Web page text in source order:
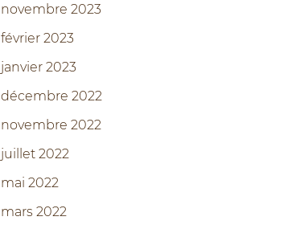
novembre 2023
février 2023
janvier 2023
décembre 2022
novembre 2022
juillet 2022
mai 2022
mars 2022